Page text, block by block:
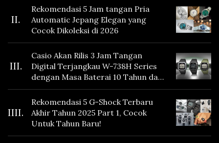
II.
Rekomendasi 5 Jam tangan Pria
Automatic Jepang Elegan yang
Cocok Dikoleksi di 2026
III.
Casio Akan Rilis 3 Jam Tangan
Digital Terjangkau W-738H Series
dengan Masa Baterai 10 Tahun dan
Fitur Vibration
IIII.
Rekomendasi 5 G-Shock Terbaru
Akhir Tahun 2025 Part 1, Cocok
Untuk Tahun Baru!